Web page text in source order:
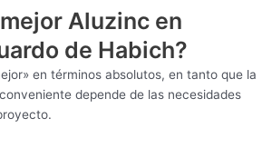
Aluzinc en
de Habich?
en términos absolutos, en tanto que la
depende de las necesidades